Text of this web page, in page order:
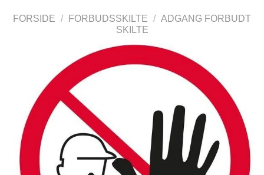
FORSIDE / FORBUDSSKILTE / ADGANG FORBUDT
SKILTE